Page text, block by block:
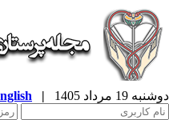
19 مرداد 1405 |
English